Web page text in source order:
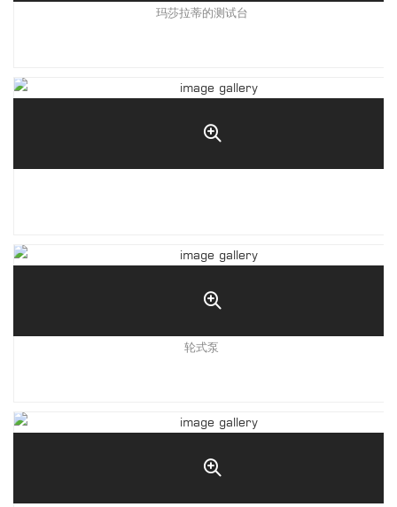
玛莎拉蒂的测试台
轮式泵